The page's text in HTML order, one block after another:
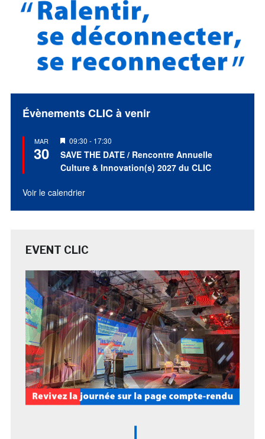
Évènements CLIC à venir
MAR
30
Mis
en
avant
09:30 - 17:30
SAVE THE DATE / Rencontre Annuelle
Culture & Innovation(s) 2027 du CLIC
Voir le calendrier
EVENT CLIC